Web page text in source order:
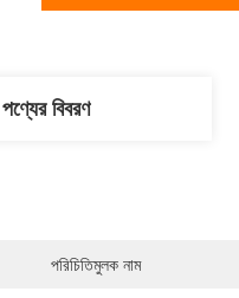
পণ্যের বিবরণ
পরিচিতিমুলক নাম